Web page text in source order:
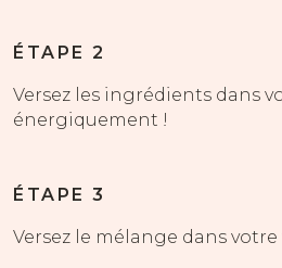
ÉTAPE 2
Versez les ingrédients dans
énergiquement !
ÉTAPE 3
Versez le mélange dans votre